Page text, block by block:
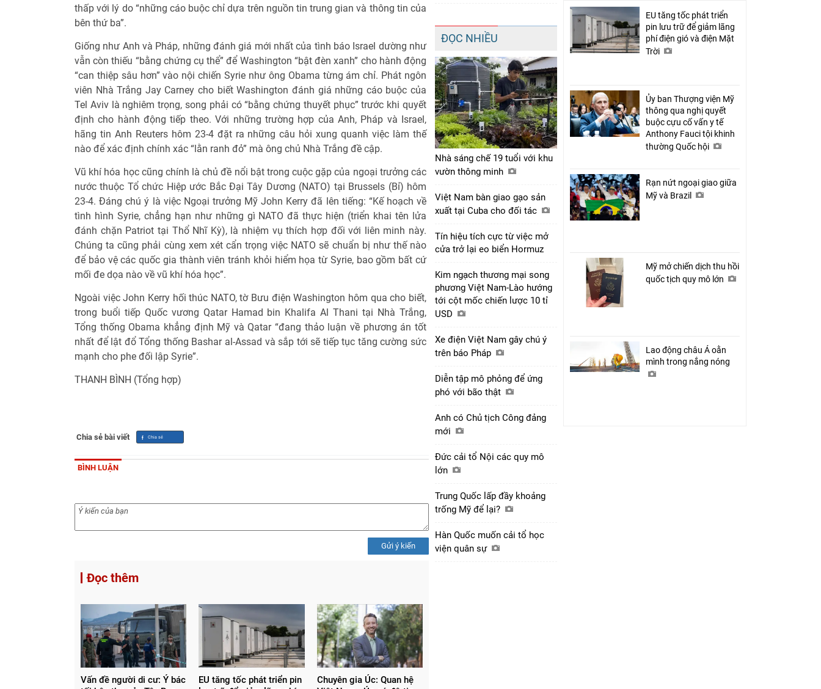
thấp với lý do “những cáo buộc chỉ dựa trên nguồn tin trung gian và thông tin của
bên thứ ba”.
Giống như Anh và Pháp, những đánh giá mới nhất của tình báo Israel dường như
vẫn còn thiếu “bằng chứng cụ thể” để Washington “bật đèn xanh” cho hành động
“can thiệp sâu hơn” vào nội chiến Syrie như ông Obama từng ám chỉ. Phát ngôn
viên Nhà Trắng Jay Carney cho biết Washington đánh giá những cáo buộc của
Tel Aviv là nghiêm trọng, song phải có “bằng chứng thuyết phục” trước khi quyết
định cho hành động tiếp theo. Với những trường hợp của Anh, Pháp và Israel,
hãng tin Anh Reuters hôm 23-4 đặt ra những câu hỏi xung quanh việc làm thế
nào để xác định chính xác “lằn ranh đỏ” mà ông chủ Nhà Trắng đề cập.
Vũ khí hóa học cũng chính là chủ đề nổi bật trong cuộc gặp của ngoại trưởng các
nước thuộc Tổ chức Hiệp ước Bắc Đại Tây Dương (NATO) tại Brussels (Bỉ) hôm
23-4. Đáng chú ý là việc Ngoại trưởng Mỹ John Kerry đã lên tiếng: “Kế hoạch về
tình hình Syrie, chẳng hạn như những gì NATO đã thực hiện (triển khai tên lửa
đánh chặn Patriot tại Thổ Nhĩ Kỳ), là nhiệm vụ thích hợp đối với liên minh này.
Chúng ta cũng phải cùng xem xét cẩn trọng việc NATO sẽ chuẩn bị như thế nào
để bảo vệ các quốc gia thành viên tránh khỏi hiểm họa từ Syrie, bao gồm bất cứ
mối đe dọa nào về vũ khí hóa học”.
Ngoài việc John Kerry hối thúc NATO, tờ Bưu điện Washington hôm qua cho biết,
trong buổi tiếp Quốc vương Qatar Hamad bin Khalifa Al Thani tại Nhà Trắng,
Tổng thống Obama khẳng định Mỹ và Qatar “đang thảo luận về phương án tốt
nhất để lật đổ Tổng thống Bashar al-Assad và sắp tới sẽ tiếp tục tăng cường sức
mạnh cho phe đối lập Syrie”.
THANH BÌNH (Tổng hợp)
Chia sẻ bài viết
BÌNH LUẬN
Gửi ý kiến
Đọc thêm
Vấn đề người di cư: Ý bác
EU tăng tốc phát triển pin
Chuyên gia Úc: Quan hệ
ĐỌC NHIỀU
Nhà sáng chế 19 tuổi với khu
vườn thông minh
Việt Nam bàn giao gạo sản
xuất tại Cuba cho đối tác
Tín hiệu tích cực từ việc mở
cửa trở lại eo biển Hormuz
Kim ngạch thương mại song
phương Việt Nam-Lào hướng
tới cột mốc chiến lược 10 tỉ
USD
Xe điện Việt Nam gây chú ý
trên báo Pháp
Diễn tập mô phỏng để ứng
phó với bão thật
Anh có Chủ tịch Công đảng
mới
Đức cải tổ Nội các quy mô
lớn
Trung Quốc lấp đầy khoảng
trống Mỹ để lại?
Hàn Quốc muốn cải tổ học
viện quân sự
EU tăng tốc phát triển
pin lưu trữ để giảm lãng
phí điện gió và điện Mặt
Trời
Ủy ban Thượng viện Mỹ
thông qua nghị quyết
buộc cựu cố vấn y tế
Anthony Fauci tội khinh
thường Quốc hội
Rạn nứt ngoại giao giữa
Mỹ và Brazil
Mỹ mở chiến dịch thu hồi
quốc tịch quy mô lớn
Lao động châu Á oằn
mình trong nắng nóng